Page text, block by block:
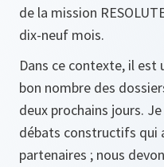
de la mission
dix-neuf mois.
Dans ce contexte, il est
bon nombre des
deux prochains jours.
débats constructifs qui
partenaires ; nous